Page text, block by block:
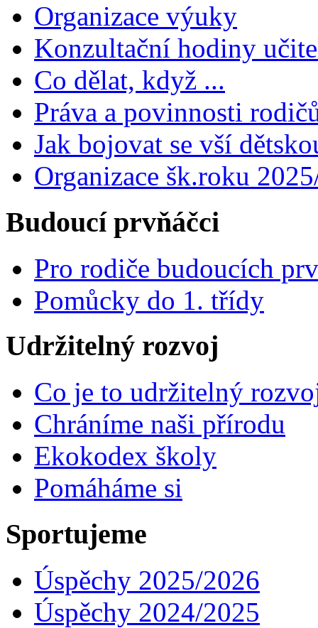
Organizace výuky
Konzultační hodiny
Co dělat, když ...
Práva a povinnosti
Jak bojovat se vší
Organizace šk.roku
Budoucí prvňáčci
Pro rodiče budoucích
Pomůcky do 1. třídy
Udržitelný rozvoj
Co je to udržitelný
Chráníme naši přírodu
Ekokodex školy
Pomáháme si
Sportujeme
Úspěchy 2025/2026
Úspěchy 2024/2025